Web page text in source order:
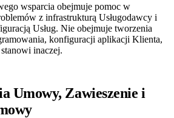
wsparcia obejmuje pomoc w
z infrastrukturą Usługodawcy i
Usług. Nie obejmuje tworzenia
konfiguracji aplikacji Klienta,
inaczej.
Umowy, Zawieszenie i